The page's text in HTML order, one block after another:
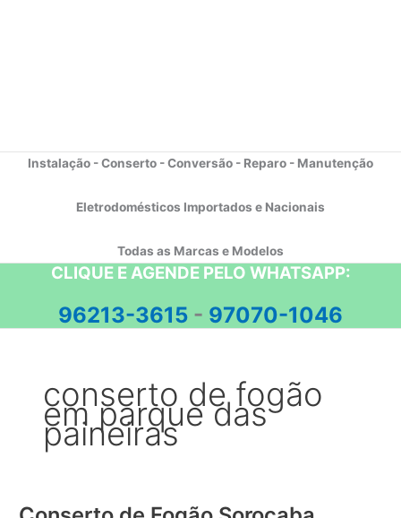
Instalação - Conserto - Conversão - Reparo - Manutenção
Eletrodomésticos Importados e Nacionais
Todas as Marcas e Modelos
CLIQUE E AGENDE PELO WHATSAPP:
96213-3615 - 97070-1046
conserto de fogão
em parque das
paineiras